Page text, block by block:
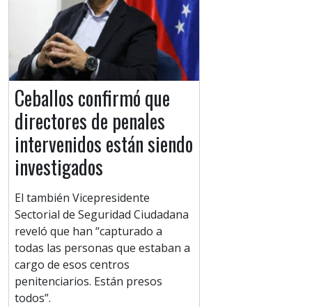
Ceballos confirmó que
directores de penales
intervenidos están siendo
investigados
El también Vicepresidente
Sectorial de Seguridad Ciudadana
reveló que han “capturado a
todas las personas que estaban a
cargo de esos centros
penitenciarios. Están presos
todos”.